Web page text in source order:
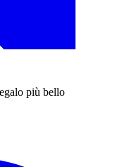
più bello